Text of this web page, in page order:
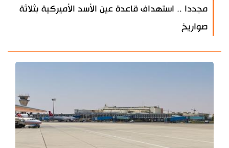
مجددا .. استهداف قاعدة عين الأسد الأميركية بثلاثة
صواريخ